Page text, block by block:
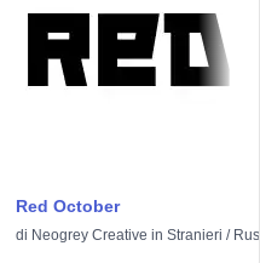
Red October
di Neogrey Creative in Stranieri /